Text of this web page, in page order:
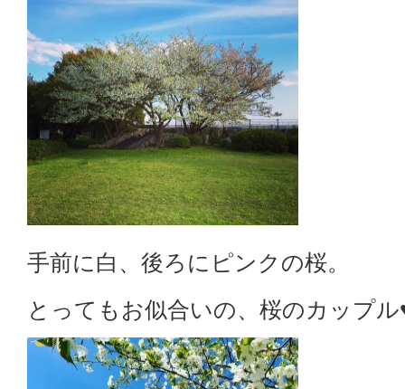
手前に白、後ろにピンクの桜。
とってもお似合いの、桜のカップ